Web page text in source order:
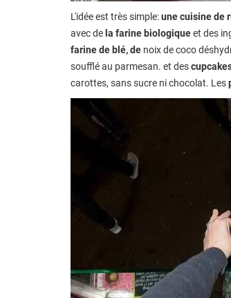
L'idée est très simple:une cuisine de
avec de la farine biologiqueet des
farine de blé, de noix de coco
soufflé au parmesan. et des
carottes, sans sucre ni chocolat. Les